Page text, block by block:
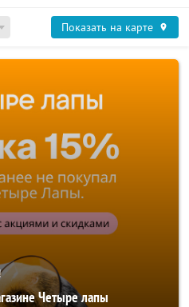
Показать на карте
Четыре лапы